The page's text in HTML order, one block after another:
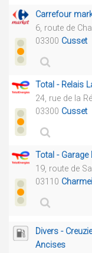
Carrefour
6, route de
03300 Cusset
Total - Relais
24, rue de la
03300 Cusset
Total - Garage
19, route de
03110 Charmeil
Divers -
Ancises